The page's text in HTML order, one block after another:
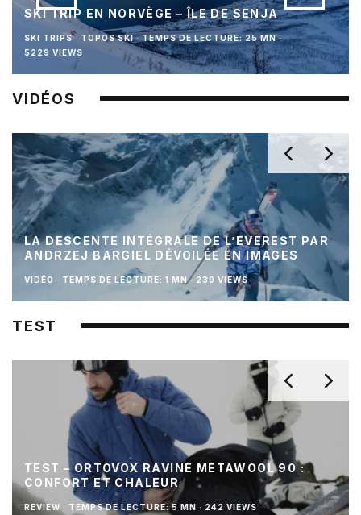
SKI TRIP EN NORVÈGE – ÎLE DE SENJA
SKI TRIPS TOPOS SKI · TEMPS DE LECTURE: 25 MN ·
5229 VIEWS
VIDÉOS
LA DESCENTE INTÉGRALE DE L’EVEREST PAR
ANDRZEJ BARGIEL DÉVOILÉE EN IMAGES
VIDÉO · TEMPS DE LECTURE: 1 MN · 239 VIEWS
TEST
TEST – ORTOVOX RAVINE METAWOOL 90 :
CONFORT ET CHALEUR
REVIEW · TEMPS DE LECTURE: 5 MN · 242 VIEWS